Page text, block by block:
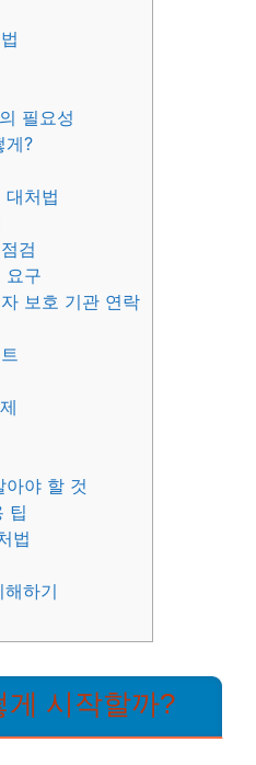
필요성
게?
대처법
검
요구
보호 기관 연락
아야 할 것
팁
법
하기
게 시작할까?